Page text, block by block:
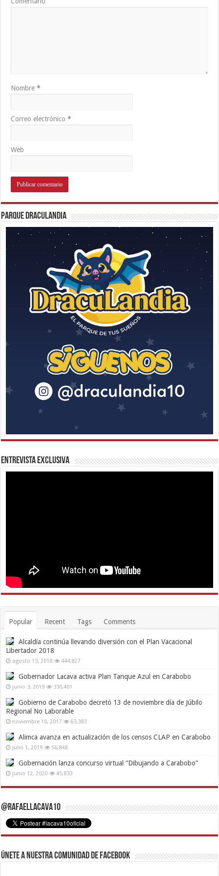
Nombre*
Correo electrónico*
Web
Parque Draculandia
Entrevista Exclusiva
Popular Recent Tags Comments
Alcaldía continúa llevando diversión con el Plan Vacacional
Libertador 2018
agosto 13, 2018 444,827
Gobernador Lacava activa Plan Tanque Azul en Carabobo
junio 3, 2019 330,401
Gobierno de Carabobo decretó 13 de noviembre día de Júbilo
Regional No Laborable
noviembre 10, 2017 63,383
Alimca avanza en actualización de los censos CLAP en Carabobo
julio 1, 2019 56,848
Gobernación lanza concurso virtual “Dibujando a Carabobo”
junio 12, 2020 45,833
@RafaelLacava10
Únete a nuestra comunidad de Facebook